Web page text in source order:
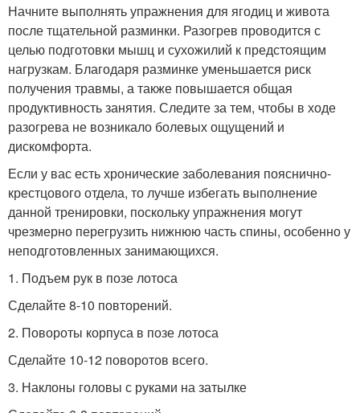
Начните выполнять упражнения для ягодиц и живота
после тщательной разминки. Разогрев проводится с
целью подготовки мышц и сухожилий к предстоящим
нагрузкам. Благодаря разминке уменьшается риск
получения травмы, а также повышается общая
продуктивность занятия. Следите за тем, чтобы в ходе
разогрева не возникало болевых ощущений и
дискомфорта.
Если у вас есть хронические заболевания пояснично-
крестцового отдела, то лучше избегать выполнение
данной тренировки, поскольку упражнения могут
чрезмерно перегрузить нижнюю часть спины, особенно у
неподготовленных занимающихся.
1. Подъем рук в позе лотоса
Сделайте 8-10 повторений.
2. Повороты корпуса в позе лотоса
Сделайте 10-12 поворотов всего.
3. Наклоны головы с руками на затылке